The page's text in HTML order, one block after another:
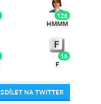
126
HMMM
16
F
SDÍLET NA TWITTER